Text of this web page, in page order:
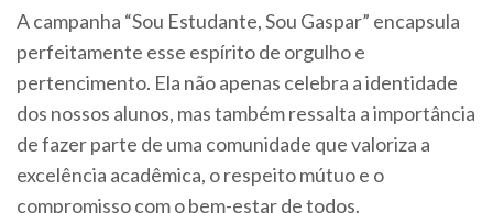
A campanha “Sou Estudante, Sou Gaspar” encapsula
perfeitamente esse espírito de orgulho e
pertencimento. Ela não apenas celebra a identidade
dos nossos alunos, mas também ressalta a importância
de fazer parte de uma comunidade que valoriza a
excelência acadêmica, o respeito mútuo e o
compromisso com o bem-estar de todos.